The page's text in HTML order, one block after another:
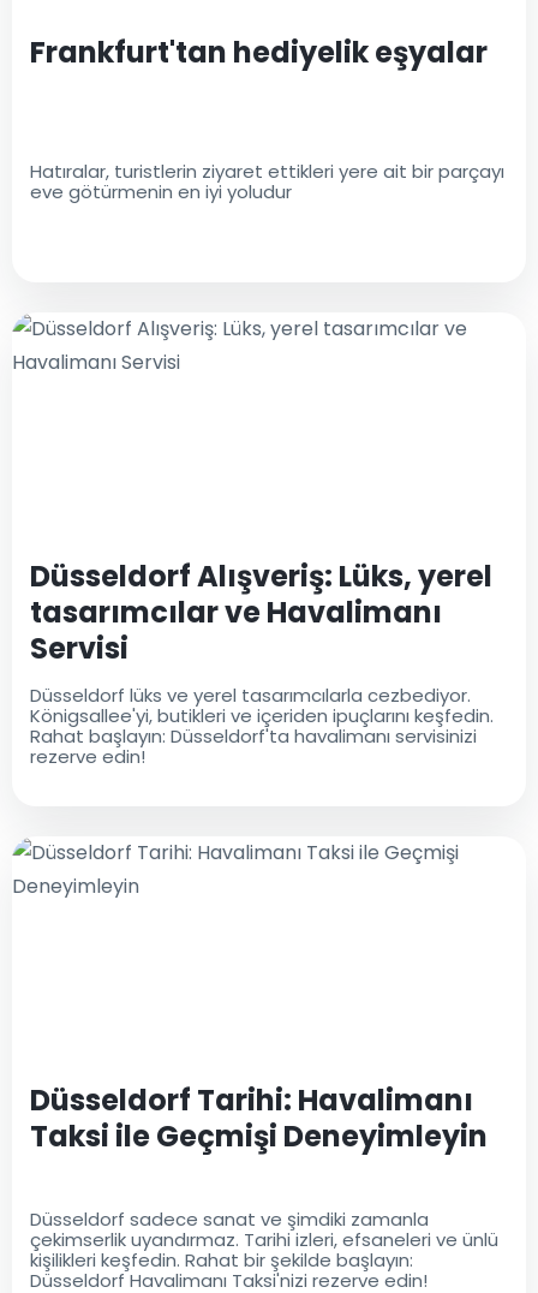
Frankfurt'tan hediyelik eşyalar
Hatıralar, turistlerin ziyaret ettikleri yere ait bir parçayı
eve götürmenin en iyi yoludur
Düsseldorf Alışveriş: Lüks, yerel
tasarımcılar ve Havalimanı
Servisi
Düsseldorf lüks ve yerel tasarımcılarla cezbediyor.
Königsallee'yi, butikleri ve içeriden ipuçlarını keşfedin.
Rahat başlayın: Düsseldorf'ta havalimanı servisinizi
rezerve edin!
Düsseldorf Tarihi: Havalimanı
Taksi ile Geçmişi Deneyimleyin
Düsseldorf sadece sanat ve şimdiki zamanla
çekimserlik uyandırmaz. Tarihi izleri, efsaneleri ve ünlü
kişilikleri keşfedin. Rahat bir şekilde başlayın:
Düsseldorf Havalimanı Taksi'nizi rezerve edin!